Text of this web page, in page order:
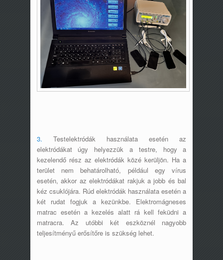
3. Testelektródák használata esetén az
elektródákat úgy helyezzük a testre, hogy a
kezelendő rész az elektródák közé kerüljön. Ha a
terület nem behatárolható, például egy vírus
esetén, akkor az elektródákat rakjuk a jobb és bal
kéz csuklójára. Rúd elektródák használata esetén a
két rudat fogjuk a kezünkbe. Elektromágneses
matrac esetén a kezelés alatt rá kell feküdni a
matracra. Az utóbbi két eszköznél nagyobb
teljesítményű erősítőre is szükség lehet.